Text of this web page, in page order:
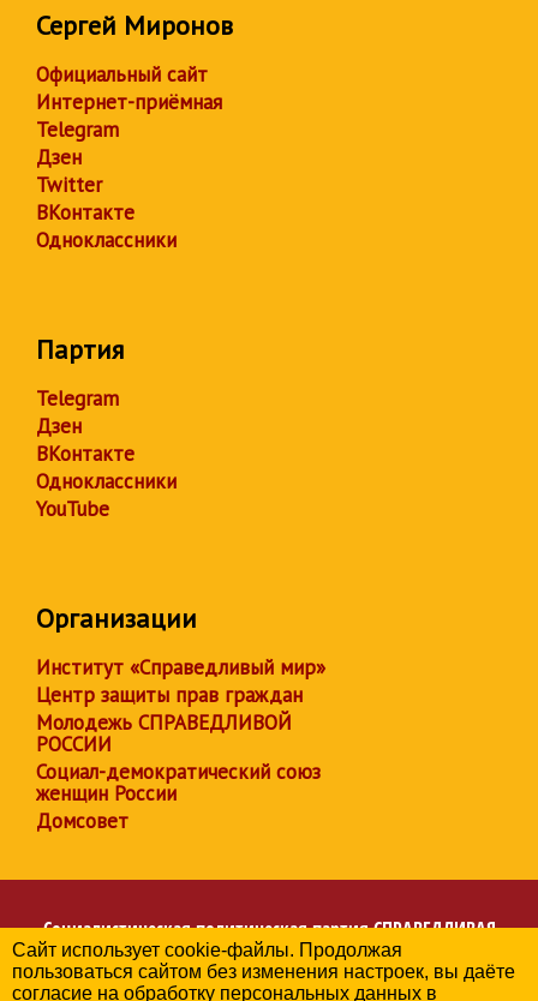
Сергей Миронов
Официальный сайт
Интернет-приёмная
Telegram
Дзен
Twitter
ВКонтакте
Одноклассники
Партия
Telegram
Дзен
ВКонтакте
Одноклассники
YouTube
Организации
Институт «Справедливый мир»
Центр защиты прав граждан
Молодежь СПРАВЕДЛИВОЙ
РОССИИ
Социал-демократический союз
женщин России
Домсовет
Социалистическая политическая партияСПРАВЕДЛИВАЯ
РОССИЯ
Региональное отделение партии в Забайкальском крае
Сайт использует cookie-файлы. Продолжая
пользоваться сайтом без изменения настроек, вы даёте
согласие на обработку персональных данных в